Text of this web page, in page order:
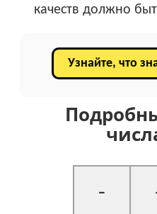
качеств должно
Узнайте, что
-